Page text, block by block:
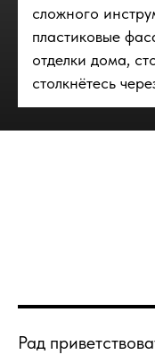
сложного
пластиковые
отделки дома,
столкнётесь
Рад